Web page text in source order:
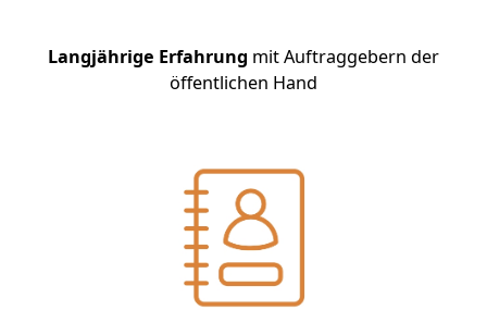
Langjährige Erfahrung mit Auftraggebern der
öffentlichen Hand